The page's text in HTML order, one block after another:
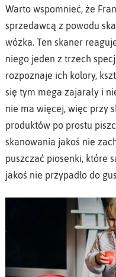
Warto wspomnieć, że
sprzedawcą z powodu
wózka. Ten skaner
niego jeden z trzech
rozpoznaje ich kolory,
się tym mega zajarały i
nie ma więcej, więc przy
produktów po prostu
skanowania jakoś nie
puszczać piosenki, które
jakoś nie przypadło do